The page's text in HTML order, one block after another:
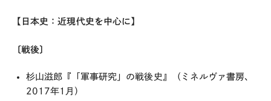
【日本史：近現代史を中心に】
〔戦後〕
杉山滋郎『「軍事研究」の戦後史』（ミネルヴァ書房、
2017年1月）